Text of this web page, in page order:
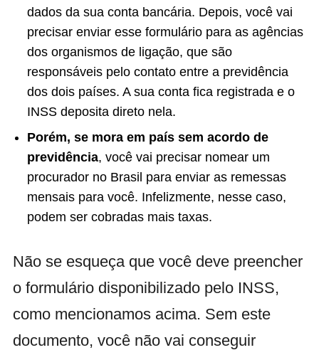
dados da sua conta bancária. Depois, você vai
precisar enviar esse formulário para as agências
dos organismos de ligação, que são
responsáveis pelo contato entre a previdência
dos dois países. A sua conta fica registrada e o
INSS deposita direto nela.
Porém, se mora em país sem acordo de
previdência, você vai precisar nomear um
procurador no Brasil para enviar as remessas
mensais para você. Infelizmente, nesse caso,
podem ser cobradas mais taxas.
Não se esqueça que você deve preencher
o formulário disponibilizado pelo INSS,
como mencionamos acima. Sem este
documento, você não vai conseguir